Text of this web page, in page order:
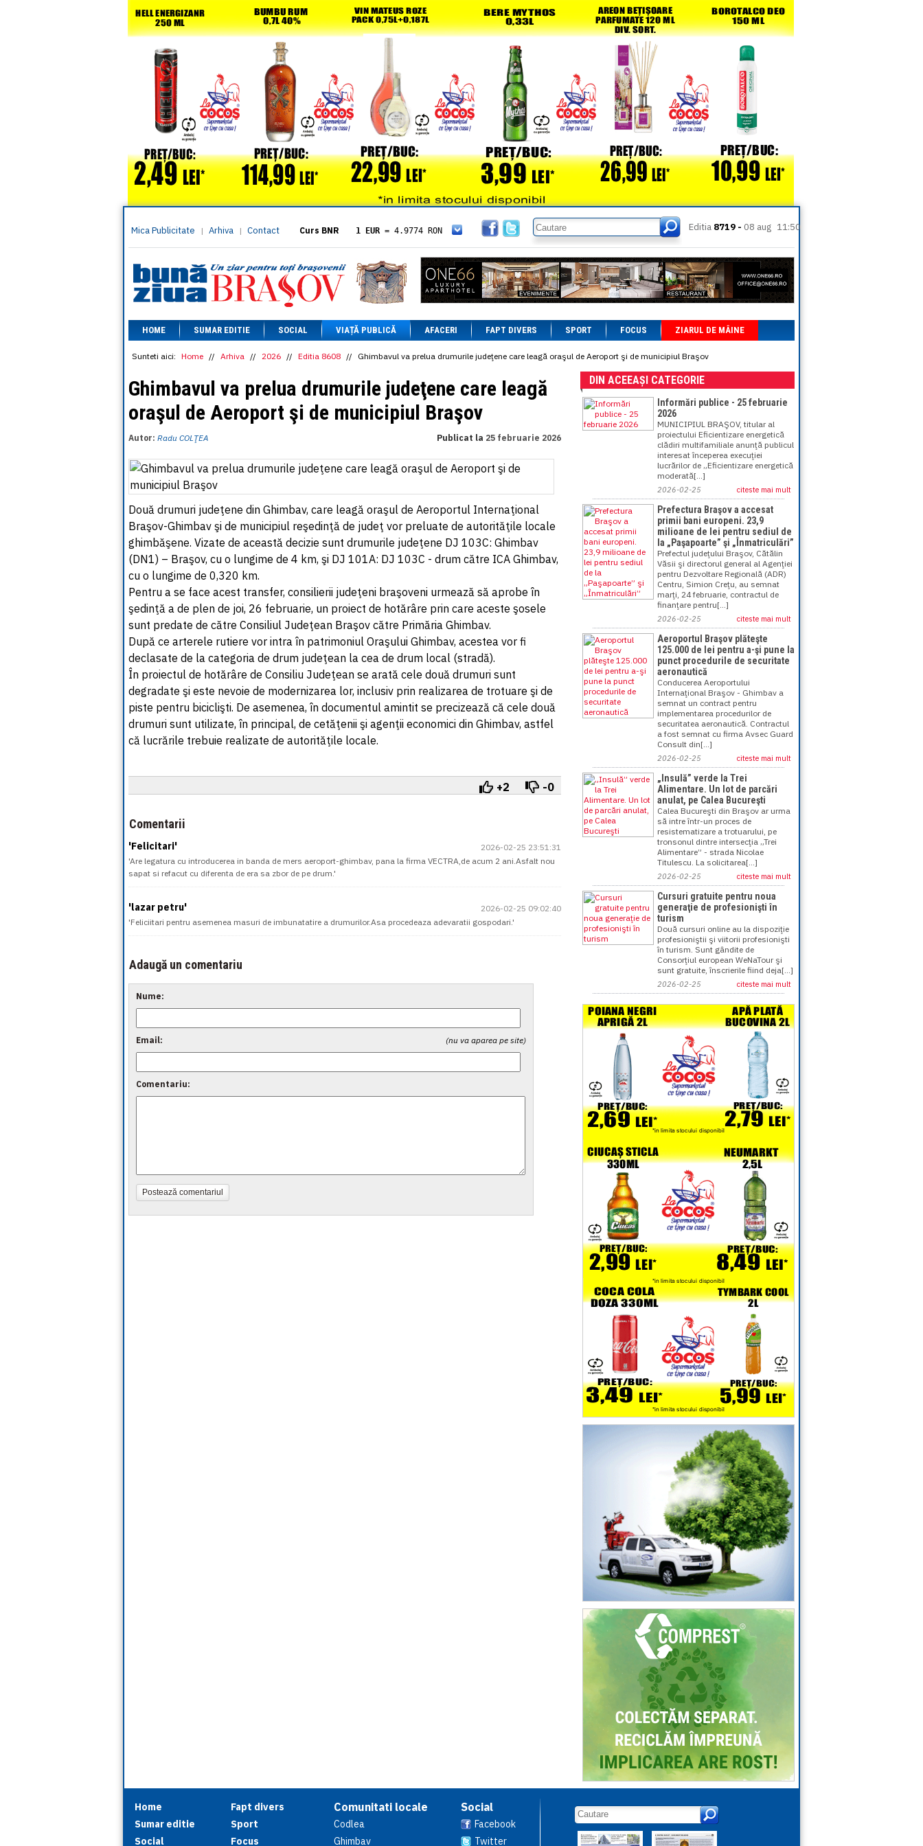
Mica Publicitate | Arhiva | Contact Curs BNR 1 EUR = 4.9774 RON
= 5.8304 RON
1 XAU= 464.4611 RON
1 AED= 1.1933 RON
1 AUD= 2.7957 RON
1 BGN= 2.5449 RON
1 CAD= 3.1559 RON
1 CHF= 5.2813 RON
1 CNY= 0.6015 RON
1 DKK
= 0.6668 RON
1 EGP= 0.0860 RON
1 HUF
= 1.2223 RON
1 INR= 0.0513 RON
= 0.3047 RON
1 MXN= 0.2227 RON
= 1.1646 RON
1 RSD= 0.0425 RON
1 RUB= 0.0530 RON
1 SEK= 0.4526 RON
= 0.1141 RON
1 UAH = 0.1048 RON
1 ZAR = 0.2318 RON
Editia 8719 - 08 aug 11:50
HOME SUMAR EDITIE SOCIAL VIAȚĂ PUBLICĂ AFACERI FAPT DIVERS SPORT FOCUS ZIARUL DE MÂINE
Sunteti aici: Home // Arhiva // 2026 // Editia 8608 // Ghimbavul va prelua drumurile judeţene care leagă oraşul de Aeroport şi de municipiul Braşov
Ghimbavul va prelua drumurile judeţene care leagă
oraşul de Aeroport şi de municipiul Braşov
Autor: Radu COLŢEA Publicat la 25 februarie 2026
Două drumuri judeţene din Ghimbav, care leagă oraşul de Aeroportul Internaţional
Braşov-Ghimbav şi de municipiul reşedinţă de judeţ vor preluate de autorităţile locale
ghimbăşene. Vizate de această decizie sunt drumurile judeţene DJ 103C: Ghimbav
(DN1) – Braşov, cu o lungime de 4 km, şi DJ 101A: DJ 103C - drum către ICA Ghimbav,
cu o lungime de 0,320 km.
Pentru a se face acest transfer, consilierii judeţeni braşoveni urmează să aprobe în
şedinţă a de plen de joi, 26 februarie, un proiect de hotărâre prin care aceste şosele
sunt predate de către Consiliul Judeţean Braşov către Primăria Ghimbav.
După ce arterele rutiere vor intra în patrimoniul Oraşului Ghimbav, acestea vor fi
declasate de la categoria de drum judeţean la cea de drum local (stradă).
În proiectul de hotărâre de Consiliu Judeţean se arată cele două drumuri sunt
degradate şi este nevoie de modernizarea lor, inclusiv prin realizarea de trotuare şi de
piste pentru biciclişti. De asemenea, în documentul amintit se precizează că cele două
drumuri sunt utilizate, în principal, de cetăţenii şi agenţii economici din Ghimbav, astfel
că lucrările trebuie realizate de autorităţile locale.
+2 -0
Comentarii
'Felicitari'
2026-02-25 23:51:31
'Are legatura cu introducerea in banda de mers aeroport-ghimbav, pana la firma VECTRA,de acum 2 ani.Asfalt nou
sapat si refacut cu diferenta de era sa zbor de pe drum.'
'lazar petru'
2026-02-25 09:02:40
'Feliciitari pentru asemenea masuri de imbunatatire a drumurilor.Asa procedeaza adevaratii gospodari.'
Adaugă un comentariu
Nume:
(nu va aparea pe site)
Email:
Comentariu:
Postează comentariul
DIN ACEEAȘI CATEGORIE
Informări publice - 25 februarie
2026
MUNICIPIUL BRAŞOV, titular al
proiectului Eficientizare energetică
clădiri multifamiliale anunţă publicul
interesat începerea execuţiei
lucrărilor de „Eficientizare energetică
moderată[...]
2026-02-25 citeste mai mult
Prefectura Braşov a accesat
primii bani europeni. 23,9
milioane de lei pentru sediul de
la „Paşapoarte” şi „Înmatriculări”
Prefectul judeţului Braşov, Cătălin
Văsii şi directorul general al Agenţiei
pentru Dezvoltare Regională (ADR)
Centru, Simion Creţu, au semnat
marţi, 24 februarie, contractul de
finanţare pentru[...]
2026-02-25 citeste mai mult
Aeroportul Braşov plăteşte
125.000 de lei pentru a-şi pune la
punct procedurile de securitate
aeronautică
Conducerea Aeroportului
Internaţional Braşov - Ghimbav a
semnat un contract pentru
implementarea procedurilor de
securitatea aeronautică. Contractul
a fost semnat cu firma Avsec Guard
Consult din[...]
2026-02-25 citeste mai mult
„Insulă” verde la Trei
Alimentare. Un lot de parcări
anulat, pe Calea Bucureşti
Calea Bucureşti din Braşov ar urma
să intre într-un proces de
resistematizare a trotuarului, pe
tronsonul dintre intersecţia „Trei
Alimentare” - strada Nicolae
Titulescu. La solicitarea[...]
2026-02-25 citeste mai mult
Cursuri gratuite pentru noua
generaţie de profesionişti în
turism
Două cursuri online au la dispoziţie
profesioniştii şi viitorii profesionişti
în turism. Sunt gândite de
Consorţiul european WeNaTour şi
sunt gratuite, înscrierile fiind deja[...]
2026-02-25 citeste mai mult
Home
Sumar editie
Social
Fapt divers
Sport
Focus
Comunitati locale
Codlea
Ghimbav
Social
Facebook
Twitter